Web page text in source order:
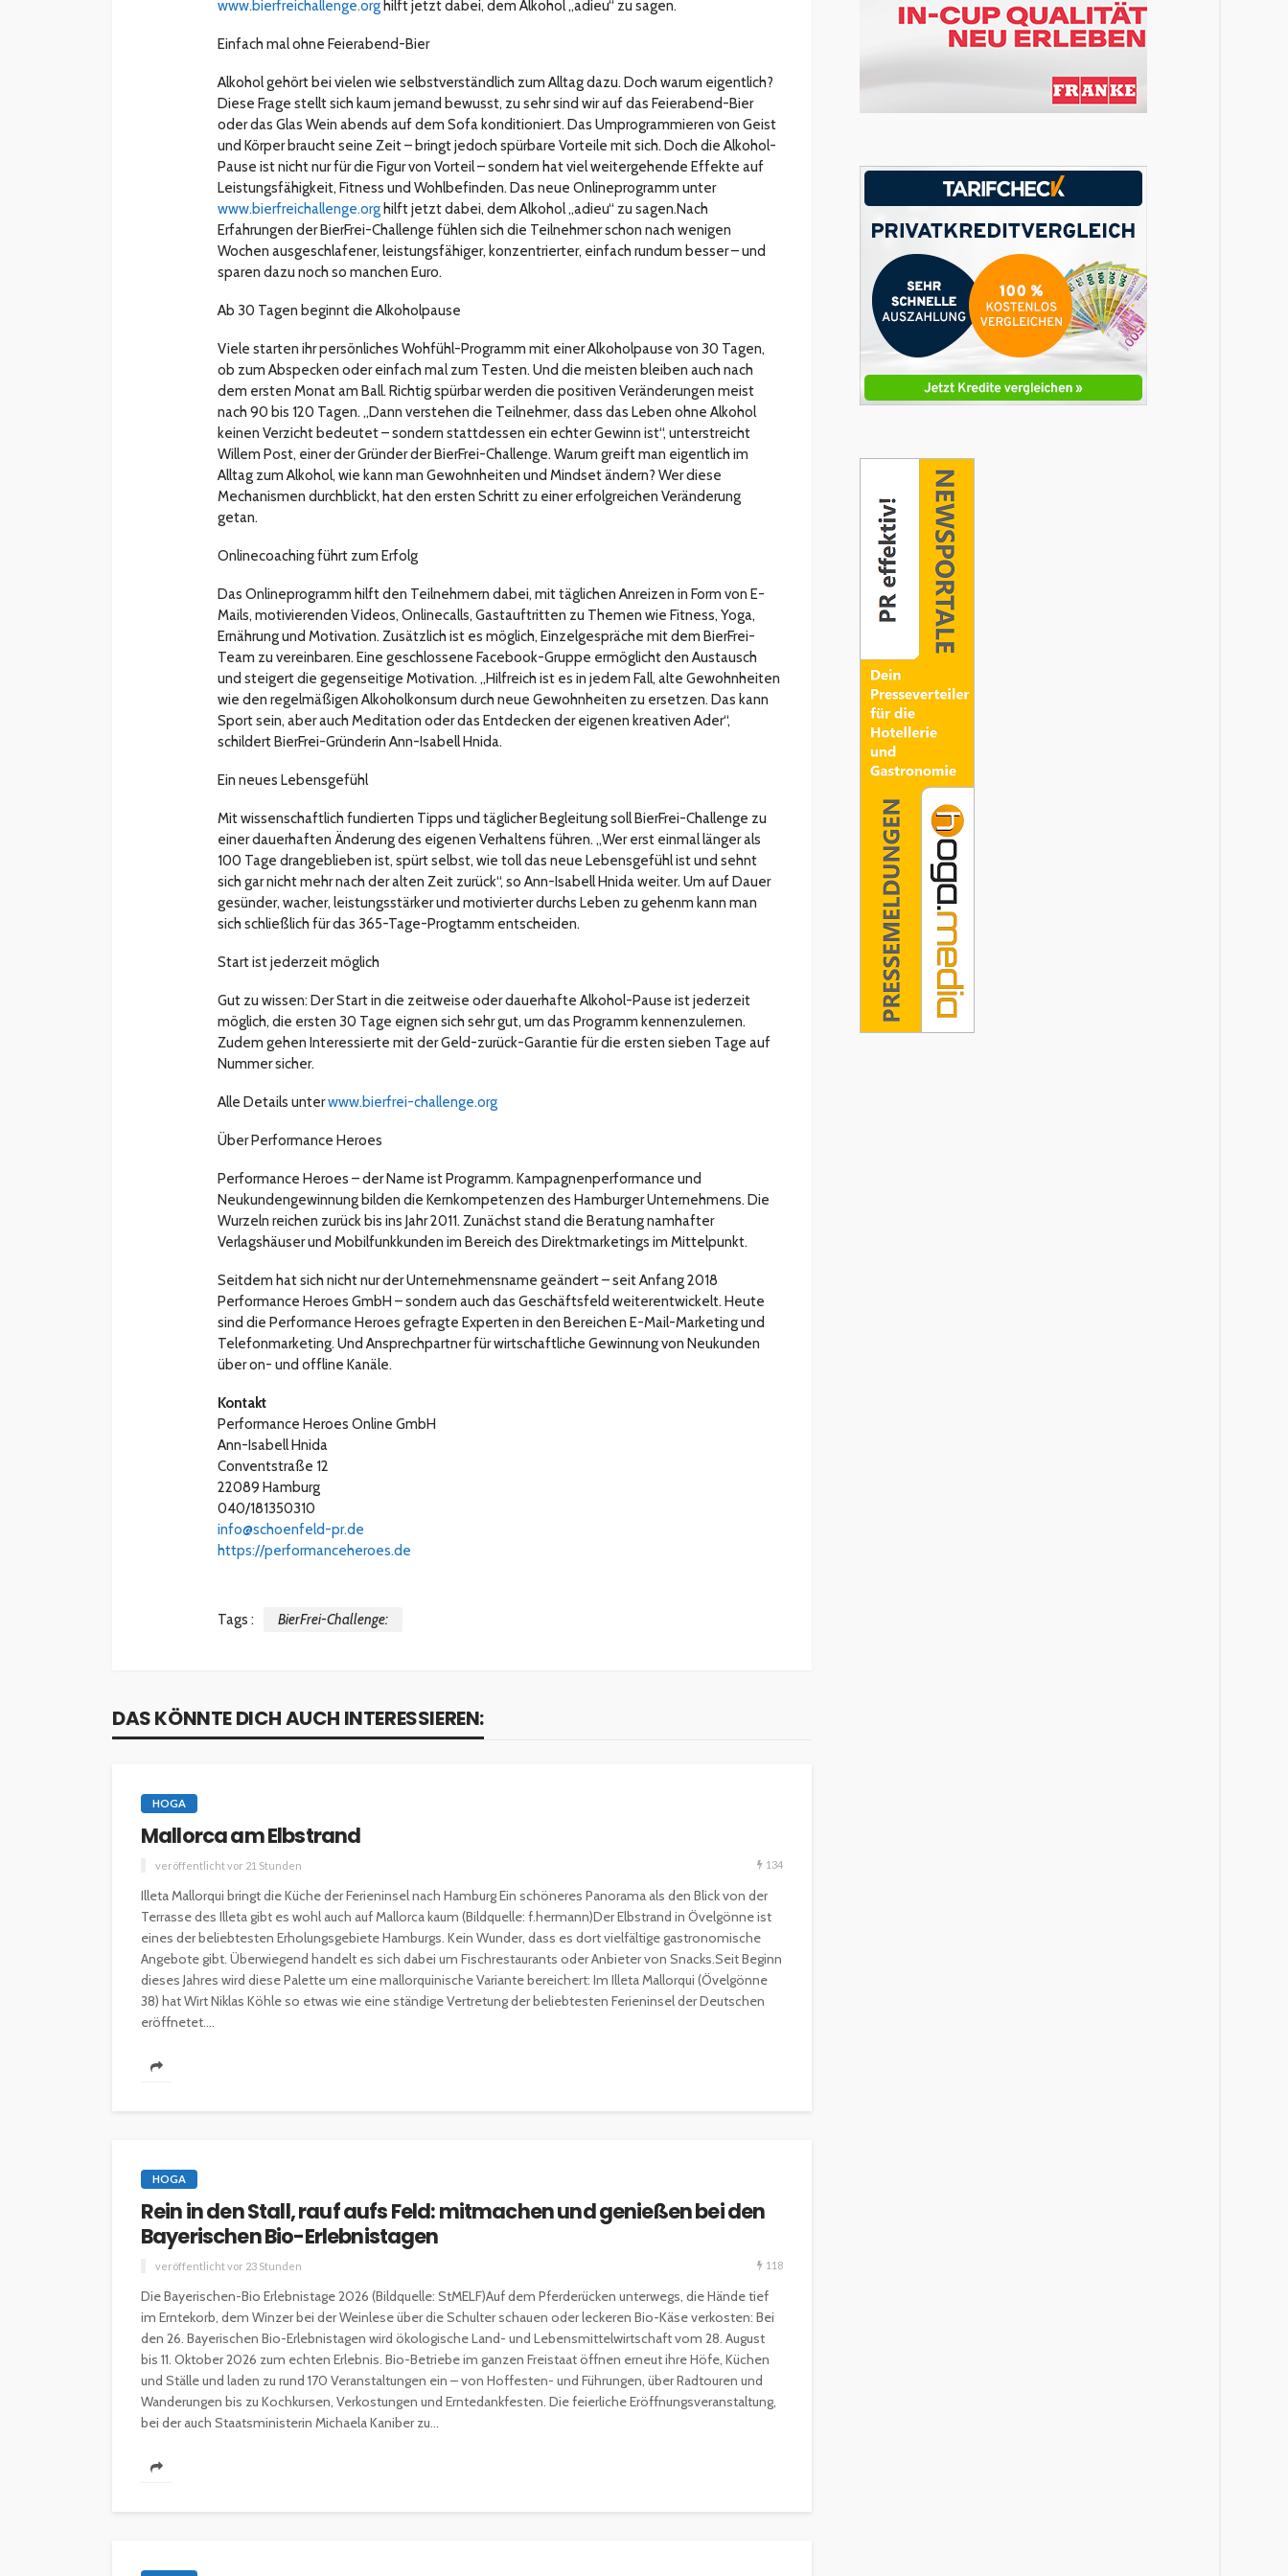
www.bierfreichallenge.org hilft jetzt dabei, dem Alkohol „adieu“ zu sagen.
Einfach mal ohne Feierabend-Bier
Alkohol gehört bei vielen wie selbstverständlich zum Alltag dazu. Doch warum eigentlich?
Diese Frage stellt sich kaum jemand bewusst, zu sehr sind wir auf das Feierabend-Bier
oder das Glas Wein abends auf dem Sofa konditioniert. Das Umprogrammieren von Geist
und Körper braucht seine Zeit – bringt jedoch spürbare Vorteile mit sich. Doch die Alkohol-
Pause ist nicht nur für die Figur von Vorteil – sondern hat viel weitergehende Effekte auf
Leistungsfähigkeit, Fitness und Wohlbefinden. Das neue Onlineprogramm unter
www.bierfreichallenge.org hilft jetzt dabei, dem Alkohol „adieu“ zu sagen.Nach
Erfahrungen der BierFrei-Challenge fühlen sich die Teilnehmer schon nach wenigen
Wochen ausgeschlafener, leistungsfähiger, konzentrierter, einfach rundum besser – und
sparen dazu noch so manchen Euro.
Ab 30 Tagen beginnt die Alkoholpause
Viele starten ihr persönliches Wohfühl-Programm mit einer Alkoholpause von 30 Tagen,
ob zum Abspecken oder einfach mal zum Testen. Und die meisten bleiben auch nach
dem ersten Monat am Ball. Richtig spürbar werden die positiven Veränderungen meist
nach 90 bis 120 Tagen. „Dann verstehen die Teilnehmer, dass das Leben ohne Alkohol
keinen Verzicht bedeutet – sondern stattdessen ein echter Gewinn ist“, unterstreicht
Willem Post, einer der Gründer der BierFrei-Challenge. Warum greift man eigentlich im
Alltag zum Alkohol, wie kann man Gewohnheiten und Mindset ändern? Wer diese
Mechanismen durchblickt, hat den ersten Schritt zu einer erfolgreichen Veränderung
getan.
Onlinecoaching führt zum Erfolg
Das Onlineprogramm hilft den Teilnehmern dabei, mit täglichen Anreizen in Form von E-
Mails, motivierenden Videos, Onlinecalls, Gastauftritten zu Themen wie Fitness, Yoga,
Ernährung und Motivation. Zusätzlich ist es möglich, Einzelgespräche mit dem BierFrei-
Team zu vereinbaren. Eine geschlossene Facebook-Gruppe ermöglicht den Austausch
und steigert die gegenseitige Motivation. „Hilfreich ist es in jedem Fall, alte Gewohnheiten
wie den regelmäßigen Alkoholkonsum durch neue Gewohnheiten zu ersetzen. Das kann
Sport sein, aber auch Meditation oder das Entdecken der eigenen kreativen Ader“,
schildert BierFrei-Gründerin Ann-Isabell Hnida.
Ein neues Lebensgefühl
Mit wissenschaftlich fundierten Tipps und täglicher Begleitung soll BierFrei-Challenge zu
einer dauerhaften Änderung des eigenen Verhaltens führen. „Wer erst einmal länger als
100 Tage drangeblieben ist, spürt selbst, wie toll das neue Lebensgefühl ist und sehnt
sich gar nicht mehr nach der alten Zeit zurück“, so Ann-Isabell Hnida weiter. Um auf Dauer
gesünder, wacher, leistungsstärker und motivierter durchs Leben zu gehenm kann man
sich schließlich für das 365-Tage-Progtamm entscheiden.
Start ist jederzeit möglich
Gut zu wissen: Der Start in die zeitweise oder dauerhafte Alkohol-Pause ist jederzeit
möglich, die ersten 30 Tage eignen sich sehr gut, um das Programm kennenzulernen.
Zudem gehen Interessierte mit der Geld-zurück-Garantie für die ersten sieben Tage auf
Nummer sicher.
Alle Details unterwww.bierfrei-challenge.org
Über Performance Heroes
Performance Heroes – der Name ist Programm. Kampagnenperformance und
Neukundengewinnung bilden die Kernkompetenzen des Hamburger Unternehmens. Die
Wurzeln reichen zurück bis ins Jahr 2011. Zunächst stand die Beratung namhafter
Verlagshäuser und Mobilfunkkunden im Bereich des Direktmarketings im Mittelpunkt.
Seitdem hat sich nicht nur der Unternehmensname geändert – seit Anfang 2018
Performance Heroes GmbH – sondern auch das Geschäftsfeld weiterentwickelt. Heute
sind die Performance Heroes gefragte Experten in den Bereichen E-Mail-Marketing und
Telefonmarketing. Und Ansprechpartner für wirtschaftliche Gewinnung von Neukunden
über on- und offline Kanäle.
Kontakt
Performance Heroes Online GmbH
Ann-Isabell Hnida
Conventstraße 12
22089 Hamburg
040/181350310
info@schoenfeld-pr.de
https://performanceheroes.de
Tags : BierFrei-Challenge:
DAS KÖNNTE DICH AUCH INTERESSIEREN:
HOGA
Mallorca am Elbstrand
veröffentlicht vor 21 Stunden 134
Illeta Mallorqui bringt die Küche der Ferieninsel nach Hamburg Ein schöneres Panorama als den Blick von der
Terrasse des Illeta gibt es wohl auch auf Mallorca kaum (Bildquelle: f.hermann)Der Elbstrand in Övelgönne ist
eines der beliebtesten Erholungsgebiete Hamburgs. Kein Wunder, dass es dort vielfältige gastronomische
Angebote gibt. Überwiegend handelt es sich dabei um Fischrestaurants oder Anbieter von Snacks.Seit Beginn
dieses Jahres wird diese Palette um eine mallorquinische Variante bereichert: Im Illeta Mallorqui (Övelgönne
38) hat Wirt Niklas Köhle so etwas wie eine ständige Vertretung der beliebtesten Ferieninsel der Deutschen
eröffnetet....
HOGA
Rein in den Stall, rauf aufs Feld: mitmachen und genießen bei den
Bayerischen Bio-Erlebnistagen
veröffentlicht vor 23 Stunden 118
Die Bayerischen-Bio Erlebnistage 2026 (Bildquelle: StMELF)Auf dem Pferderücken unterwegs, die Hände tief
im Erntekorb, dem Winzer bei der Weinlese über die Schulter schauen oder leckeren Bio-Käse verkosten: Bei
den 26. Bayerischen Bio-Erlebnistagen wird ökologische Land- und Lebensmittelwirtschaft vom 28. August
bis 11. Oktober 2026 zum echten Erlebnis. Bio-Betriebe im ganzen Freistaat öffnen erneut ihre Höfe, Küchen
und Ställe und laden zu rund 170 Veranstaltungen ein – von Hoffesten- und Führungen, über Radtouren und
Wanderungen bis zu Kochkursen, Verkostungen und Erntedankfesten. Die feierliche Eröffnungsveranstaltung,
bei der auch Staatsministerin Michaela Kaniber zu...